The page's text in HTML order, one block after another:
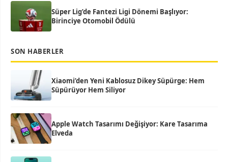
Süper Lig’de Fantezi Ligi Dönemi Başlıyor:
Birinciye Otomobil Ödülü
SON HABERLER
Xiaomi’den Yeni Kablosuz Dikey Süpürge: Hem
Süpürüyor Hem Siliyor
Apple Watch Tasarımı Değişiyor: Kare Tasarıma
Elveda